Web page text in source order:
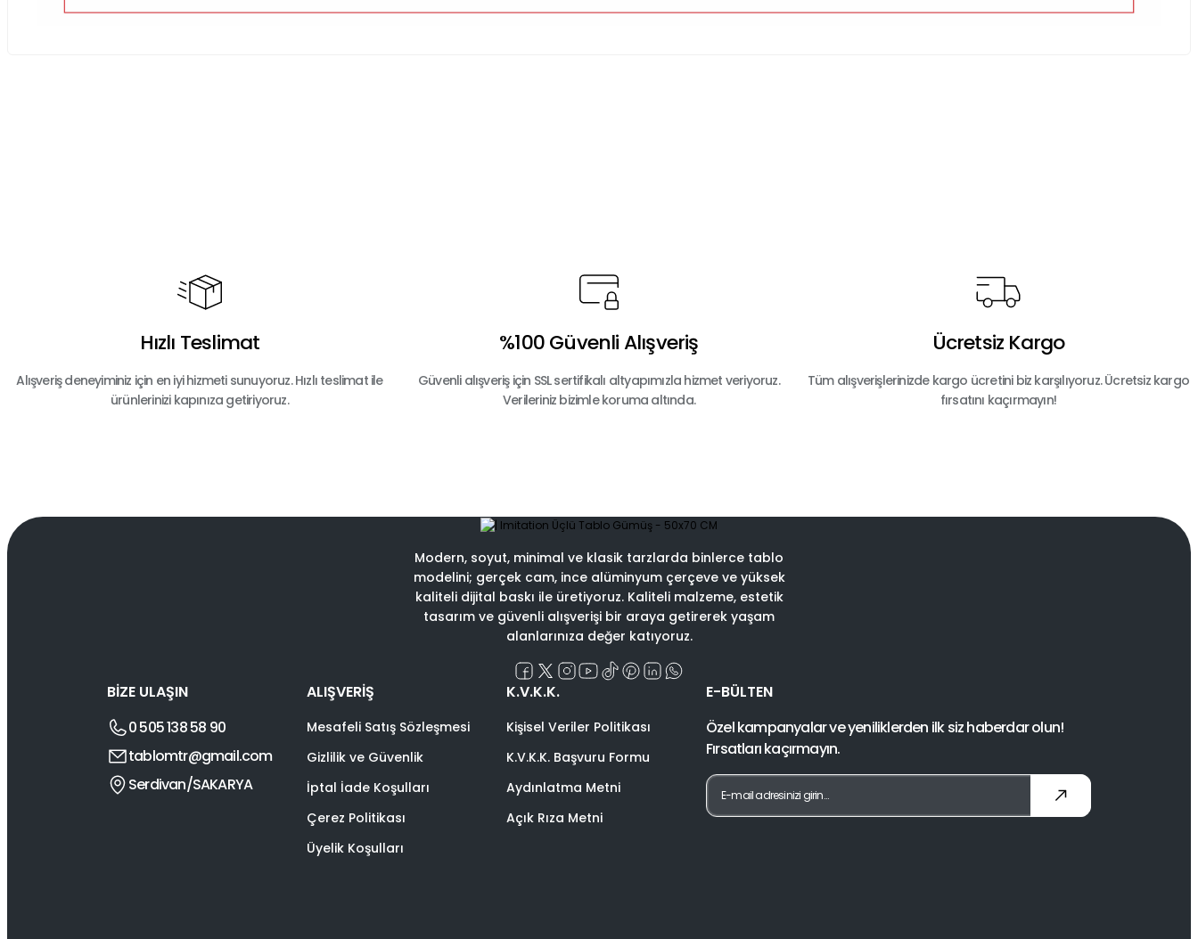
Gönder
Hızlı Teslimat
Alışveriş deneyiminiz için en iyi hizmeti sunuyoruz. Hızlı teslimat ile
ürünlerinizi kapınıza getiriyoruz.
%100 Güvenli Alışveriş
Güvenli alışveriş için SSL sertifikalı altyapımızla hizmet veriyoruz.
Verileriniz bizimle koruma altında.
Ücretsiz Kargo
Tüm alışverişlerinizde kargo ücretini biz karşılıyoruz. Ücretsiz kargo
fırsatını kaçırmayın!
Modern, soyut, minimal ve klasik tarzlarda binlerce tablo
modelini; gerçek cam, ince alüminyum çerçeve ve yüksek
kaliteli dijital baskı ile üretiyoruz. Kaliteli malzeme, estetik
tasarım ve güvenli alışverişi bir araya getirerek yaşam
alanlarınıza değer katıyoruz.
BİZE ULAŞIN
0 505 138 58 90
tablomtr@gmail.com
Serdivan/SAKARYA
ALIŞVERİŞ
Mesafeli Satış Sözleşmesi
Gizlilik ve Güvenlik
İptal İade Koşulları
Çerez Politikası
Üyelik Koşulları
K.V.K.K.
Kişisel Veriler Politikası
K.V.K.K. Başvuru Formu
Aydınlatma Metni
Açık Rıza Metni
E-BÜLTEN
Özel kampanyalar ve yeniliklerden ilk siz haberdar olun!
Fırsatları kaçırmayın.